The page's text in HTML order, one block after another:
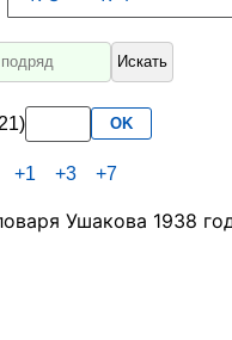
Искать
OK
+1 +3 +7